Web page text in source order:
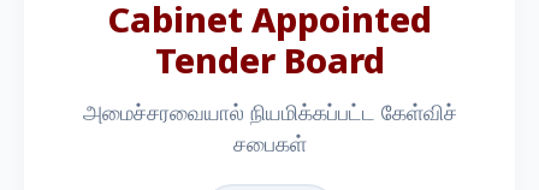
Cabinet Appointed
Tender Board
அமைச்சரவையால் நியமிக்கப்பட்ட கேள்விச்
சபைகள்